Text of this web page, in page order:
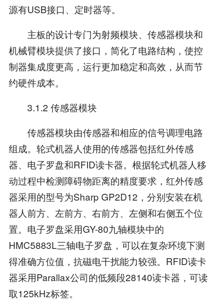
源有USB接口、定时器等。
主板的设计专门为射频模块、传感器模块和
机械臂模块提供了接口，简化了电路结构，使控
制器集成度更高，运行更加稳定和高效，从而节
约硬件成本。
3.1.2 传感器模块
传感器模块由传感器和相应的信号调理电路
组成。轮式机器人使用的传感器包括红外传感
器、电子罗盘和RFID读卡器。根据轮式机器人移
动过程中检测障碍物距离的精度要求，红外传感
器采用的型号为Sharp GP2D12，分别安装在机
器人前方、左前方、右前方、左侧和右侧五个位
置。电子罗盘采用GY-80九轴模块中的
HMC5883L三轴电子罗盘，可以在复杂环境下测
得准确方位值，抗磁电干扰能力较强。RFID读卡
器采用Parallax公司的低频段28140读卡器，可读
取125kHz标签。